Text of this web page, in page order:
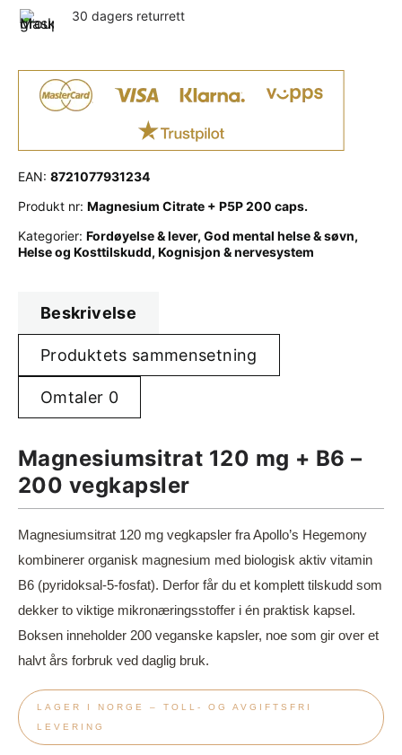
30 dagers returrett
EAN: 8721077931234
Produkt nr: Magnesium Citrate + P5P 200 caps.
Kategorier: Fordøyelse & lever, God mental helse & søvn,
Helse og Kosttilskudd, Kognisjon & nervesystem
Beskrivelse
Produktets sammensetning
Omtaler 0
Magnesiumsitrat 120 mg + B6 –
200 vegkapsler
Magnesiumsitrat 120 mg vegkapsler fra Apollo’s Hegemony
kombinerer organisk magnesium med biologisk aktiv vitamin
B6 (pyridoksal-5-fosfat). Derfor får du et komplett tilskudd som
dekker to viktige mikronæringsstoffer i én praktisk kapsel.
Boksen inneholder 200 veganske kapsler, noe som gir over et
halvt års forbruk ved daglig bruk.
LAGER I NORGE – TOLL- OG AVGIFTSFRI
LEVERING